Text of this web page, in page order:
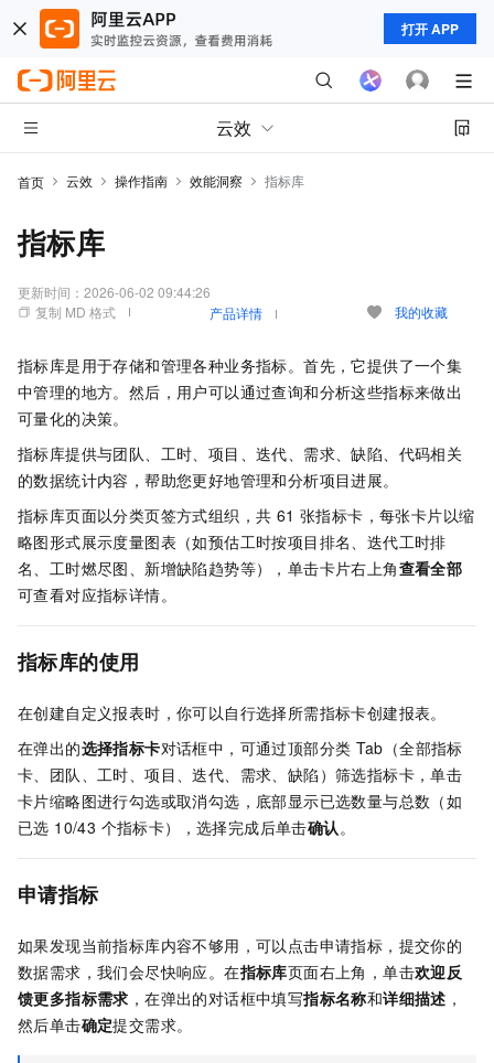
打开 APP
云效
首页 云效 操作指南 效能洞察 指标库
指标库
更新时间： 2026-06-02 09:44:26
复制 MD 格式
产品详情 我的收藏
指标库是用于存储和管理各种业务指标。首先，它提供了一个集
中管理的地方。然后，用户可以通过查询和分析这些指标来做出
可量化的决策。
指标库提供与团队、工时、项目、迭代、需求、缺陷、代码相关
的数据统计内容，帮助您更好地管理和分析项目进展。
指标库页面以分类页签方式组织，共 61 张指标卡，每张卡片以缩
略图形式展示度量图表（如预估工时按项目排名、迭代工时排
名、工时燃尽图、新增缺陷趋势等），单击卡片右上角查看全部
可查看对应指标详情。
指标库的使用
在创建自定义报表时，你可以自行选择所需指标卡创建报表。
在弹出的选择指标卡对话框中，可通过顶部分类 Tab（全部指标
卡、团队、工时、项目、迭代、需求、缺陷）筛选指标卡，单击
卡片缩略图进行勾选或取消勾选，底部显示已选数量与总数（如
已选 10/43 个指标卡），选择完成后单击确认。
申请指标
如果发现当前指标库内容不够用，可以点击申请指标，提交你的
数据需求，我们会尽快响应。在指标库页面右上角，单击欢迎反
馈更多指标需求 ，在弹出的对话框中填写指标名称和详细描述 ，
然后单击确定提交需求。